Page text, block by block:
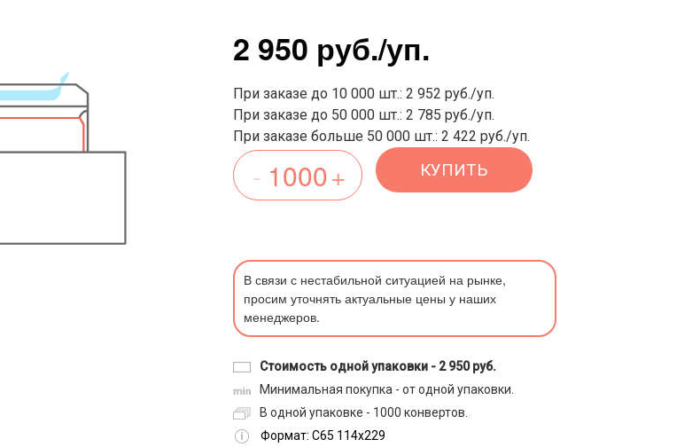
2 950 руб./уп.
При заказе до 10 000 шт.: 2 952 руб./уп.
При заказе до 50 000 шт.: 2 785 руб./уп.
При заказе больше 50 000 шт.: 2 422 руб./уп.
КУПИТЬ
В связи с нестабильной ситуацией на рынке,
просим уточнять актуальные цены у наших
менеджеров.
Стоимость одной упаковки - 2 950 руб.
Минимальная покупка - от одной упаковки.
В одной упаковке - 1000 конвертов.
Формат: С65 114х229